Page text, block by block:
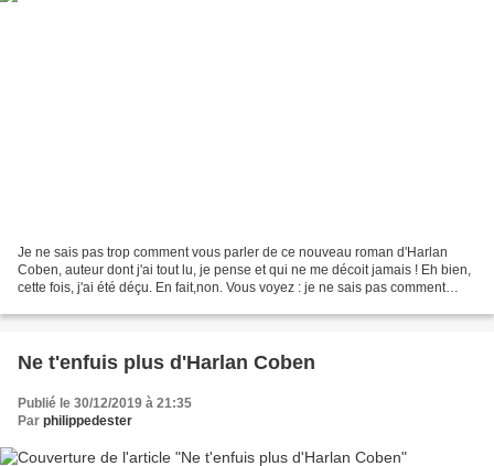
Je ne sais pas trop comment vous parler de ce nouveau roman d'Harlan
Coben, auteur dont j'ai tout lu, je pense et qui ne me décoit jamais ! Eh bien,
cette fois, j'ai été déçu. En fait,non. Vous voyez : je ne sais pas comment
Ne t'enfuis plus d'Harlan Coben
Publié le 30/12/2019 à 21:35
Par philippedester